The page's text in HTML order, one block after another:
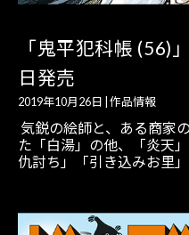
「鬼平犯科帳 (56)
日発売
2019年10月26日 作品情報
気鋭の絵師と、ある商家
た「白湯」の他、「炎天
仇討ち」「引き込みお里